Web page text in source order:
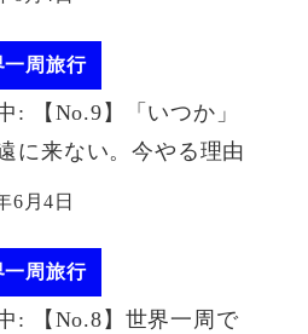
一周旅行
: 【No.9】「いつか」
に来ない。今やる理由
6月4日
一周旅行
: 【No.8】世界一周で